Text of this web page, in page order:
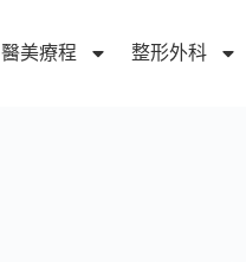
醫美療程 整形外科